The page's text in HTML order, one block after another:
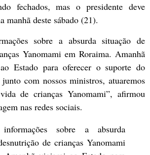
fechados, mas o presidente deve
manhã deste sábado (21).
sobre a absurda situação de
Yanomami em Roraima. Amanhã
Estado para oferecer o suporte do
com nossos ministros, atuaremos
de crianças Yanomami”, afirmou
nas redes sociais.
informações sobre a absurda
de crianças Yanomami